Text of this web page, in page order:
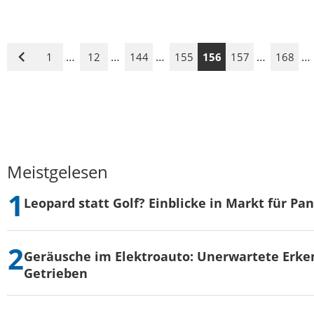
Vorige
1 … 12 … 144 … 155 156 157 … 168 …
Meistgelesen
Leopard statt Golf? Einblicke in Markt für
Geräusche im Elektroauto: Unerwartete
Getrieben